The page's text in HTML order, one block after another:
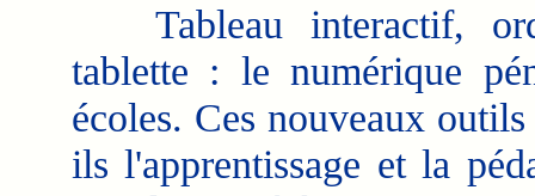
Tableau interactif,
tablette : le numérique
écoles. Ces nouveaux
ils l'apprentissage et la